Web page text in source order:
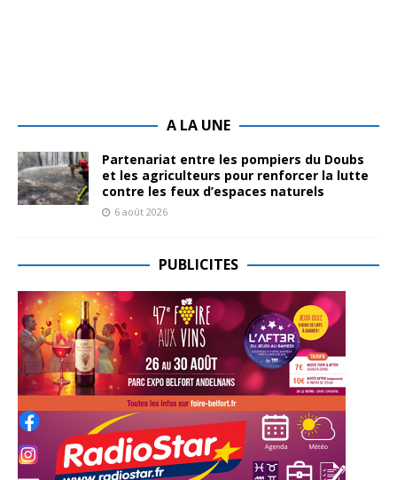
A LA UNE
Partenariat entre les pompiers du Doubs
et les agriculteurs pour renforcer la lutte
contre les feux d’espaces naturels
6 août 2026
PUBLICITES